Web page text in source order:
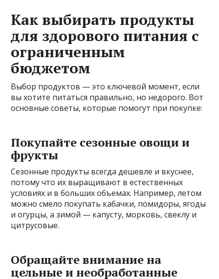
Как выбирать продукты
для здорового питания с
ограниченным
бюджетом
Выбор продуктов — это ключевой момент, если
вы хотите питаться правильно, но недорого. Вот
основные советы, которые помогут при покупке:
Покупайте сезонные овощи и
фрукты
Сезонные продукты всегда дешевле и вкуснее,
потому что их выращивают в естественных
условиях и в больших объемах. Например, летом
можно смело покупать кабачки, помидоры, ягоды
и огурцы, а зимой — капусту, морковь, свеклу и
цитрусовые.
Обращайте внимание на
цельные и необработанные